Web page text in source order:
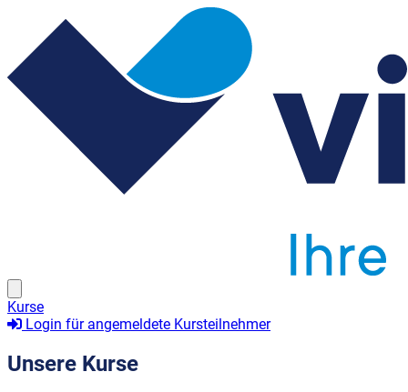
Kurse
Login für angemeldete Kursteilnehmer
Unsere Kurse